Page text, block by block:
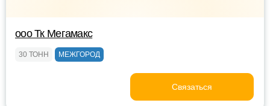
ооо Тк Мегамакс
30 ТОНН МЕЖГОРОД
Связаться